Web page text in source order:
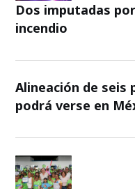
Dos imputadas
incendio
Alineación de seis
podrá verse en